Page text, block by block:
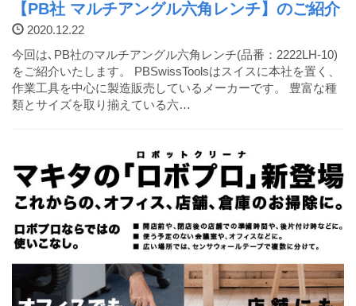
【PB社 マルチアングル六角レンチ】のご紹介
2020.12.22
今回は､PB社のマルチアングル六角レンチ(品番：2222LH-10)
をご紹介いたします。 PBSwissToolsはスイスに本社を置く、
作業工具を中心に製造販売しているメーカーです。 豊富な種
類とサイズを取り揃えている六…